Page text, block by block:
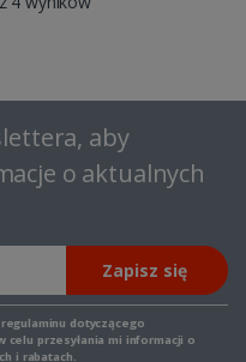
aby
o aktualnych
Zapisz się
dotyczącego
celu przesyłania mi informacji o
i rabatach.